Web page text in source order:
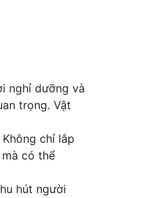
nghỉ dưỡng và
trọng. Vật
chỉ lắp
có thể
hút người